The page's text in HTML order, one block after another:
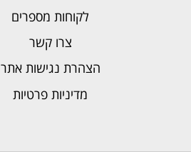
לקוחות מספרים
צרו קשר
הצהרת נגישות אתר
מדיניות פרטיות